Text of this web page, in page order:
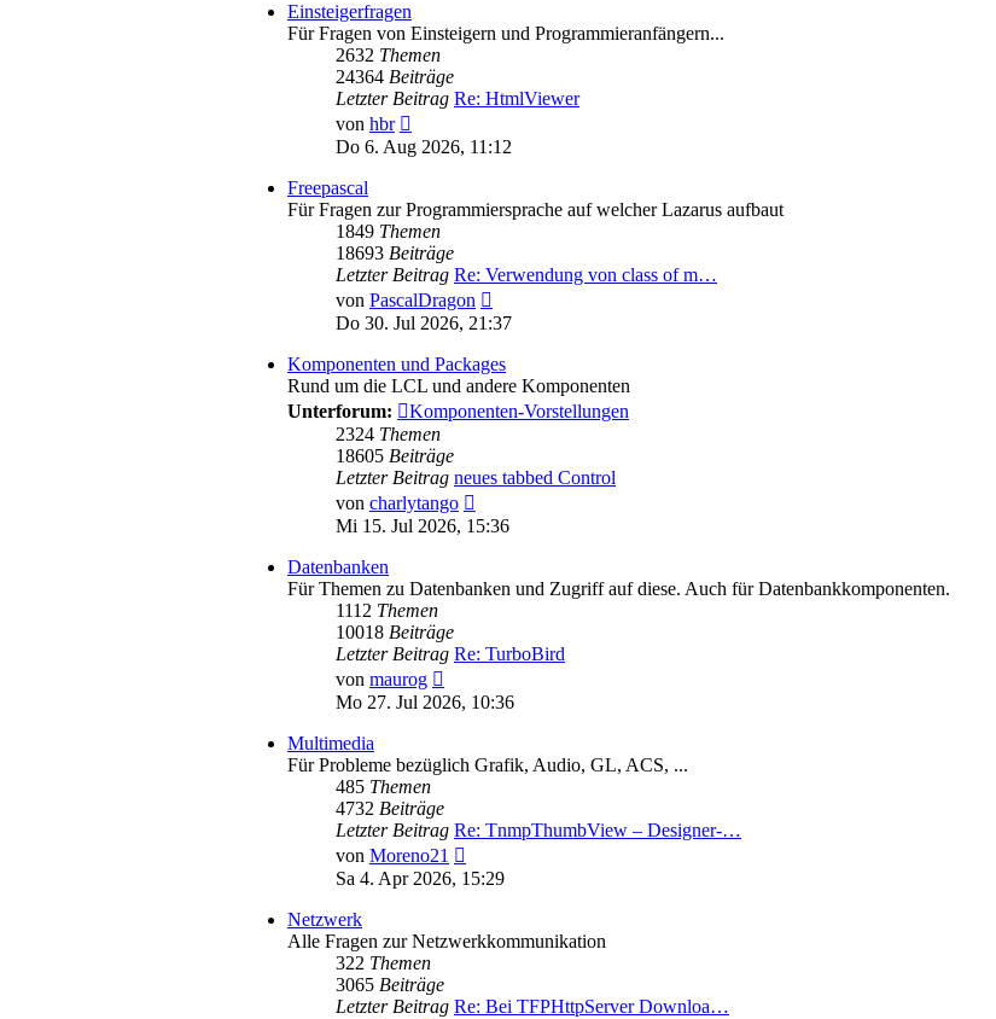
Einsteigerfragen
Für Fragen von Einsteigern und Programmieranfängern...
2632 Themen
24364 Beiträge
Letzter Beitrag Re: HtmlViewer
von hbr
Beitrag
Do 6. Aug 2026, 11:12
Freepascal
Für Fragen zur Programmiersprache auf welcher Lazarus aufbaut
1849 Themen
18693 Beiträge
Letzter Beitrag Re: Verwendung von class of m…
von PascalDragon
Beitrag
Do 30. Jul 2026, 21:37
Komponenten und Packages
Rund um die LCL und andere Komponenten
Unterforum:
Komponenten-Vorstellungen
2324 Themen
18605 Beiträge
Letzter Beitrag neues tabbed Control
von charlytango
Beitrag
Mi 15. Jul 2026, 15:36
Datenbanken
Für Themen zu Datenbanken und Zugriff auf diese. Auch für Datenbankkomponenten.
1112 Themen
10018 Beiträge
Letzter Beitrag Re: TurboBird
von maurog
Beitrag
Mo 27. Jul 2026, 10:36
Multimedia
Für Probleme bezüglich Grafik, Audio, GL, ACS, ...
485 Themen
4732 Beiträge
Letzter Beitrag Re: TnmpThumbView – Designer-…
von Moreno21
Beitrag
Sa 4. Apr 2026, 15:29
Netzwerk
Alle Fragen zur Netzwerkkommunikation
322 Themen
3065 Beiträge
Letzter Beitrag Re: Bei TFPHttpServer Downloa…